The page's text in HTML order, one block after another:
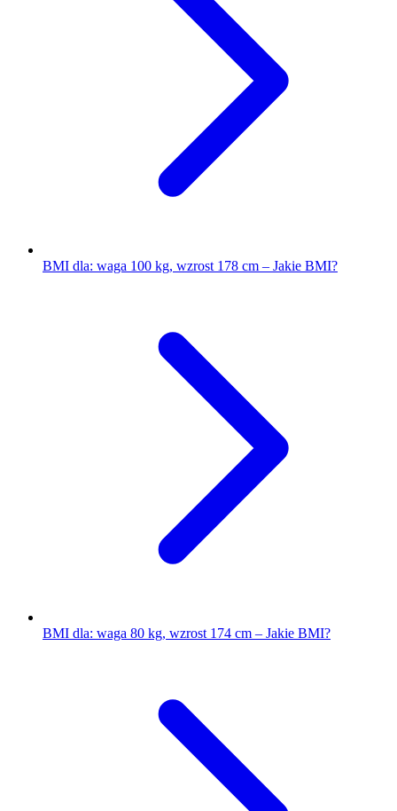
BMI dla: waga 100 kg, wzrost 178 cm – Jakie BMI?
BMI dla: waga 80 kg, wzrost 174 cm – Jakie BMI?